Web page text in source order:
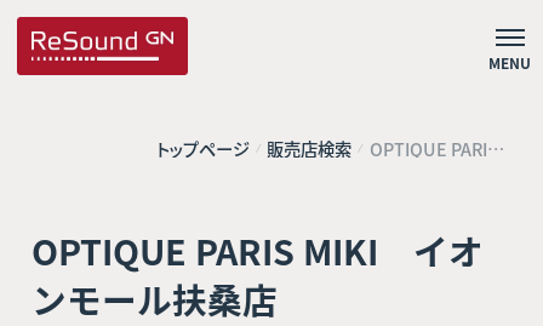
MENU
トップページ 販売店検索 OPTIQUE PARIS
MIKI イオンモー
OPTIQUE PARIS MIKI イオ
ンモール扶桑店